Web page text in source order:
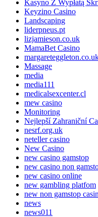
Kasyno Z Wypłatą
Keyzino Casino
Landscaping
liderpneus.pt
lizjamieson.co.uk
MamaBet Casino
Massage
media
media111
medicalsexcenter.cl
mew casino
Monitoring
Nejlepší Zahraniční
nesrf.org.uk
neteller casino
New Casino
new casino gamstop
new casino non
new casino online
new gambling platfom
new non gamstop
news
news011